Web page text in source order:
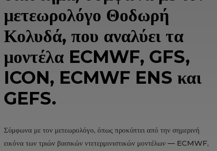
μετεωρολόγο Θοδωρή
Κολυδά, που αναλύει τα
μοντέλα ECMWF, GFS,
ICON, ECMWF ENS και
GEFS.
Σύμφωνα με τον μετεωρολόγο, όπως προκύπτει από την σημερινή
εικόνα των τριών βασικών ντετερμινιστικών μοντέλων — ECMWF,